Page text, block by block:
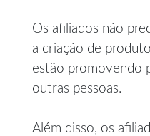
Os afiliados não
a criação de
estão promovendo
outras pessoas.
Além disso, os